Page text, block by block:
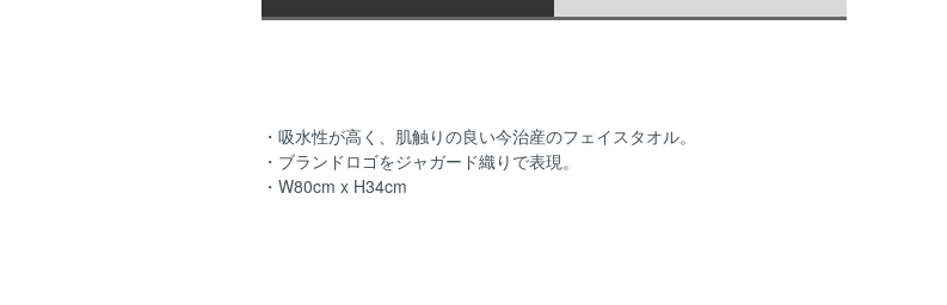
・吸水性が高く、肌触りの良い今治産のフェイスタオル。
・ブランドロゴをジャガード織りで表現。
・W80cm x H34cm